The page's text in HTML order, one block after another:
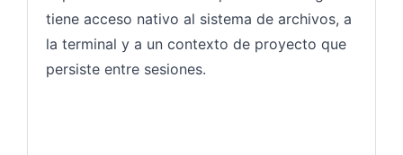
tiene acceso nativo al sistema de archivos, a
la terminal y a un contexto de proyecto que
persiste entre sesiones.